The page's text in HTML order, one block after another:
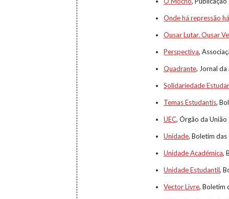
Onde há repressão
Ousar Lutar. Ousar
Perspectiva,
Quadrante, Jornal da
Solidariedade
Temas Estudantis,
UEC, Órgão da
Unidade, Boletim
Unidade Académica,
Unidade Estudantil,
Vector Livre, Boletim